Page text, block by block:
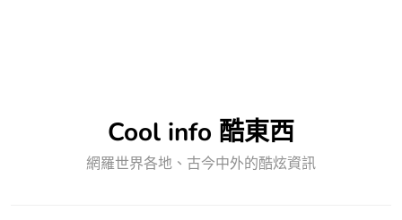
Cool info 酷東西
網羅世界各地、古今中外的酷炫資訊